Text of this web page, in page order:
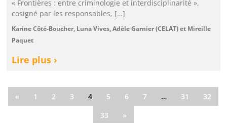
« Frontières : entre criminologie et interdisciplinarité »,
cosigné par les responsables, […]
Karine Côté-Boucher, Luna Vives, Adèle Garnier (CELAT) et Mireille
Paquet
Lire plus ›
« 1 2 3 4 5 6 7 … 31
32
33
»